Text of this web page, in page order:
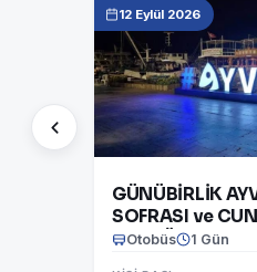
12 Eylül 2026
GÜNÜBİRLİK
SOFRASI ve
12 EYLÜL 2026
Otobüs 1 Gün